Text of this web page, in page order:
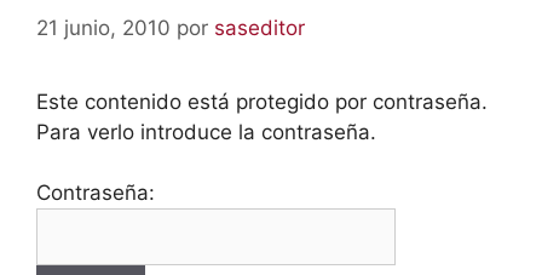
21 junio, 2010 por saseditor
Este contenido está protegido por contraseña.
Para verlo introduce la contraseña.
Contraseña: